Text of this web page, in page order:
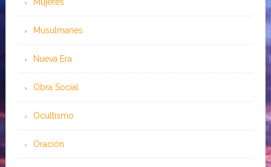
Musulmanes
Nueva Era
Obra Social
Ocultismo
Oración